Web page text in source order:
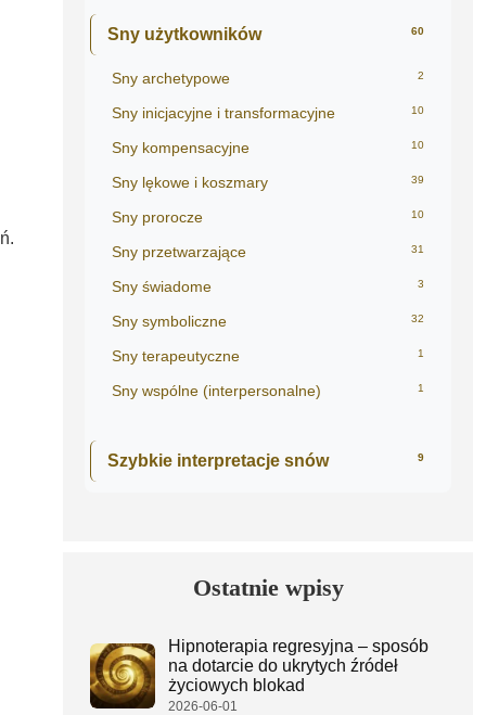
Sny użytkowników 60
Sny archetypowe 2
Sny inicjacyjne i transformacyjne 10
Sny kompensacyjne 10
Sny lękowe i koszmary 39
Sny prorocze 10
Sny przetwarzające 31
Sny świadome 3
Sny symboliczne 32
Sny terapeutyczne 1
Sny wspólne (interpersonalne) 1
Szybkie interpretacje snów 9
Ostatnie wpisy
Hipnoterapia regresyjna – sposób
na dotarcie do ukrytych źródeł
życiowych blokad
2026-06-01